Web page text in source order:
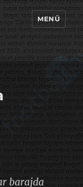
MENÜ
barajda